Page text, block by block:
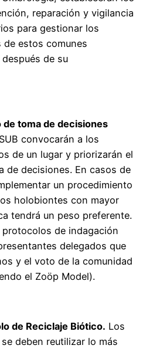
reparación y vigilancia
para gestionar los
estos comunes
de su
de toma de decisiones
convocarán a los
de un lugar y priorizarán el
de decisiones. En casos de
un procedimiento
holobiontes con mayor
tendrá un peso preferente.
de indagación
delegados que
y el voto de la comunidad
el Zoöp Model).
de Reciclaje Biótico. Los
deben reutilizar lo más